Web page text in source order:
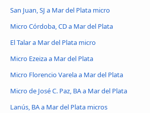
San Juan, SJ a Mar del Plata micro
Micro Córdoba, CD a Mar del Plata
El Talar a Mar del Plata micro
Micro Ezeiza a Mar del Plata
Micro Florencio Varela a Mar del Plata
Micro de José C. Paz, BA a Mar del Plata
Lanús, BA a Mar del Plata micros